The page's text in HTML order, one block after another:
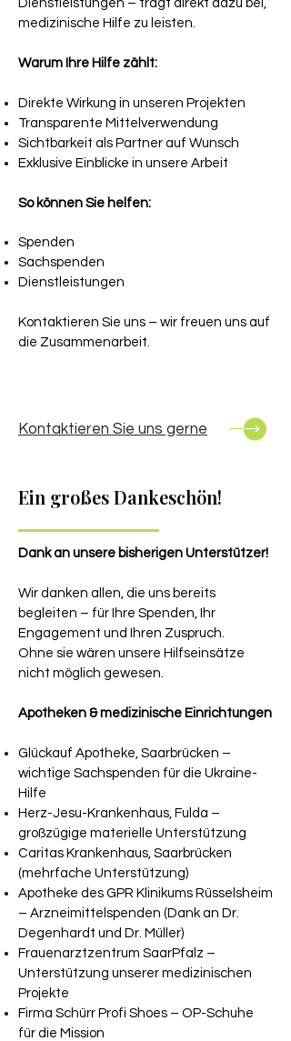
Dienstleistungen – trägt direkt dazu bei,
medizinische Hilfe zu leisten.
Warum Ihre Hilfe zählt:
Direkte Wirkung in unseren Projekten
Transparente Mittelverwendung
Sichtbarkeit als Partner auf Wunsch
Exklusive Einblicke in unsere Arbeit
So können Sie helfen:
Spenden
Sachspenden
Dienstleistungen
Kontaktieren Sie uns – wir freuen uns auf
die Zusammenarbeit.
Kontaktieren Sie uns gerne
Ein großes Dankeschön!
Dank an unsere bisherigen Unterstützer!
Wir danken allen, die uns bereits
begleiten – für Ihre Spenden, Ihr
Engagement und Ihren Zuspruch.
Ohne sie wären unsere Hilfseinsätze
nicht möglich gewesen.
Apotheken & medizinische Einrichtungen
Glückauf Apotheke, Saarbrücken –
wichtige Sachspenden für die Ukraine-
Hilfe
Herz-Jesu-Krankenhaus, Fulda –
großzügige materielle Unterstützung
Caritas Krankenhaus, Saarbrücken
(mehrfache Unterstützung)
Apotheke des GPR Klinikums Rüsselsheim
– Arzneimittelspenden (Dank an Dr.
Degenhardt und Dr. Müller)
Frauenarztzentrum SaarPfalz –
Unterstützung unserer medizinischen
Projekte
Firma Schürr Profi Shoes – OP-Schuhe
für die Mission